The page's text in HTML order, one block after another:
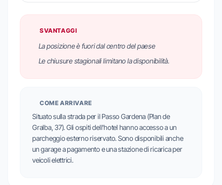
SVANTAGGI
La posizione è fuori dal centro del paese
Le chiusure stagionali limitano la disponibilità.
COME ARRIVARE
Situato sulla strada per il Passo Gardena (Plan de
Gralba, 37). Gli ospiti dell'hotel hanno accesso a un
parcheggio esterno riservato. Sono disponibili anche
un garage a pagamento e una stazione di ricarica per
veicoli elettrici.